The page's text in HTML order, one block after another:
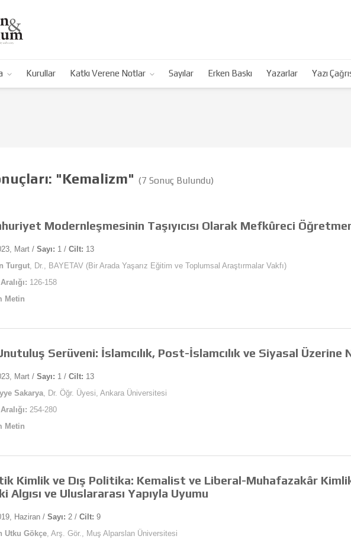
Kurullar Katkı Verene Notlar Sayılar Erken Baskı Yazarlar Yazı
"Kemalizm" (7 Sonuç Bulundu)
Modernleşmesinin Taşıyıcısı Olarak Mefkûreci
Mart / Sayı: 1 / Cilt: 13
Turgut, Dr., BAYETAV (Bir Arada Yaşarız Eğitim ve Toplumsal Araştırmalar Vakfı)
126-158
Metin
Serüveni: İslamcılık, Post-İslamcılık ve Siyasal Üzerine
Mart / Sayı: 1 / Cilt: 13
Sakarya, Dr. Öğr. Üyesi, Ankara Üniversitesi
254-280
Metin
Kimlik ve Dış Politika: Kemalist ve Liberal-Muhafazakâr
Algısı ve Uluslararası Yapıyla Uyumu
Haziran / Sayı: 2 / Cilt: 9
Utku Gökçe, Arş. Gör., Muş Alparslan Üniversitesi